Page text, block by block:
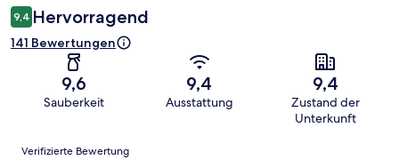
9,4 Hervorragend
141 Bewertungen
9,6
Sauberkeit
9,4
Ausstattung
9,4
Zustand der
Unterkunft
Bewertungen
Verifizierte Bewertung